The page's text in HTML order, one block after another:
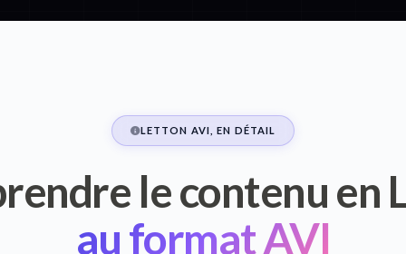
LETTON AVI, EN DÉTAIL
le contenu en
au format AVI